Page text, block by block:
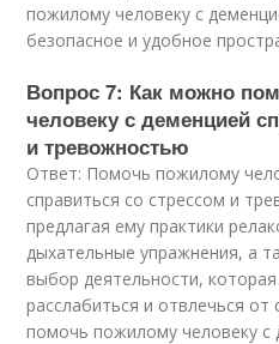
пожилому человеку с
безопасное и удобное
Вопрос 7: Как можно
человеку с деменцией
и тревожностью
Ответ: Помочь пожилому
справиться со стрессом и
предлагая ему практики
дыхательные упражнения, а
выбор деятельности,
расслабиться и отвлечься
помочь пожилому человеку с